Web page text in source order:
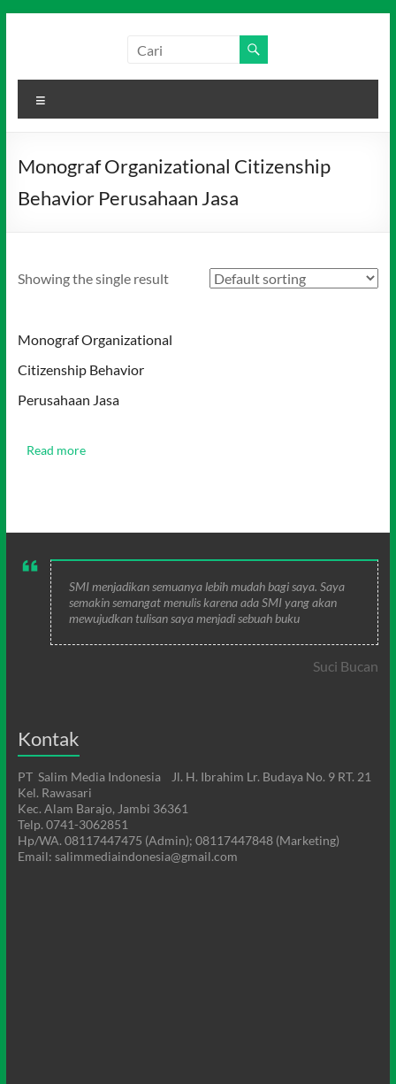
Media
Indonesia
Indonesia
Monograf Organizational Citizenship
Behavior Perusahaan Jasa
Showing the single result
Monograf Organizational
Citizenship Behavior
Perusahaan Jasa
Read more
SMI menjadikan semuanya lebih mudah bagi saya. Saya
semakin semangat menulis karena ada SMI yang akan
mewujudkan tulisan saya menjadi sebuah buku
Suci Bucan
Kontak
PT Salim Media Indonesia Jl. H. Ibrahim Lr. Budaya No. 9 RT. 21
Kel. Rawasari
Kec. Alam Barajo, Jambi 36361
Telp. 0741-3062851
Hp/WA. 08117447475 (Admin); 08117447848 (Marketing)
Email: salimmediaindonesia@gmail.com